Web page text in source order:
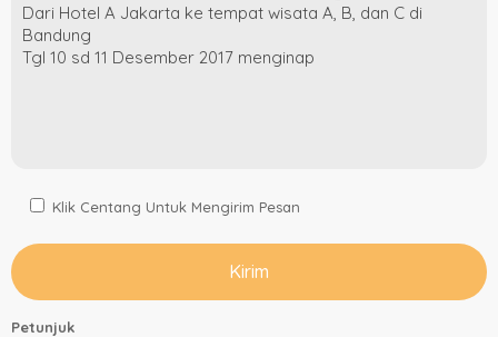
Klik Centang Untuk Mengirim Pesan
Petunjuk